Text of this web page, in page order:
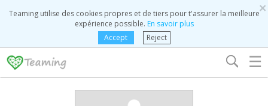
×
Teaming utilise des cookies propres et de tiers pour t'assurer la meilleure
expérience possible. En savoir plus
Accept
Reject
☰